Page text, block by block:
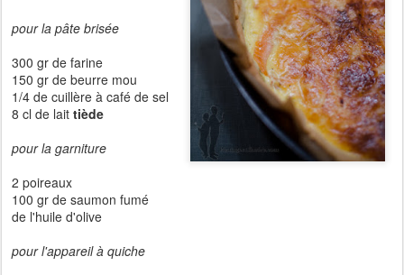
pour la pâte brisée
300 gr de farine
150 gr de beurre mou
1/4 de cuillère à café de sel
8 cl de lait tiède
pour la garniture
2 poireaux
100 gr de saumon fumé
de l'huile d'olive
pour l'appareil à quiche